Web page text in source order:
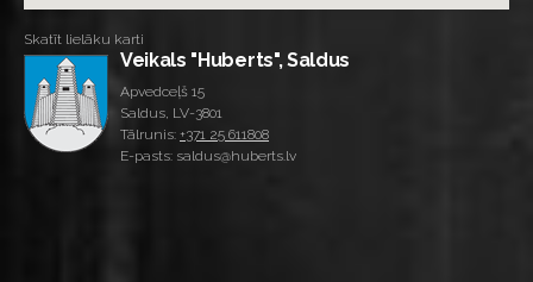
Skatīt lielāku karti
Veikals "Huberts", Saldus
Apvedceļš 15
Saldus, LV-3801
Tālrunis: +371 25 611808
E-pasts: saldus@huberts.lv